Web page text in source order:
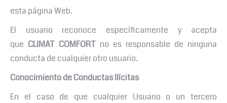
esta página Web.
El usuario reconoce específicamente y acepta
que CLIMAT COMFORT no es responsable de ninguna
conducta de cualquier otro usuario.
Conocimiento de Conductas Ilícitas
En el caso de que cualquier Usuario o un tercero